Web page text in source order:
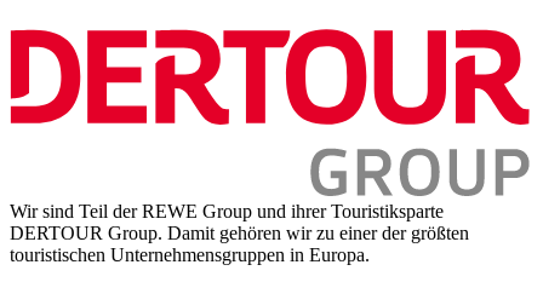
Wir sind Teil der REWE Group und ihrer Touristiksparte
DERTOUR Group. Damit gehören wir zu einer der größten
touristischen Unternehmensgruppen in Europa.